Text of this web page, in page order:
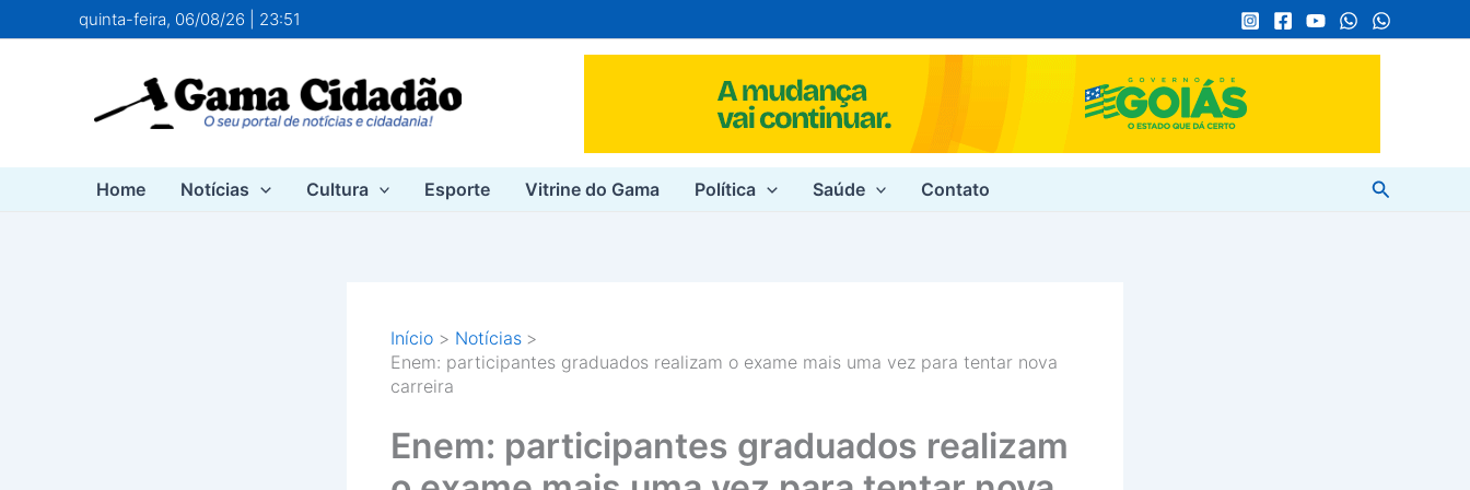
para
quinta-feira, 06/08/26 | 23:51
Home Notícias Cultura Esporte Vitrine do Gama Política Saúde Contato Pesquisar
Início
Notícias
Enem: participantes graduados realizam o exame mais uma vez para tentar nova
carreira
Enem: participantes graduados realizam